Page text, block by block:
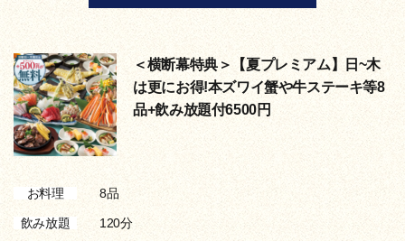
＜横断幕特典＞【夏プレミアム】日~木
は更にお得!本ズワイ蟹や牛ステーキ等8
品+飲み放題付6500円
お料理 8品
飲み放題 120分